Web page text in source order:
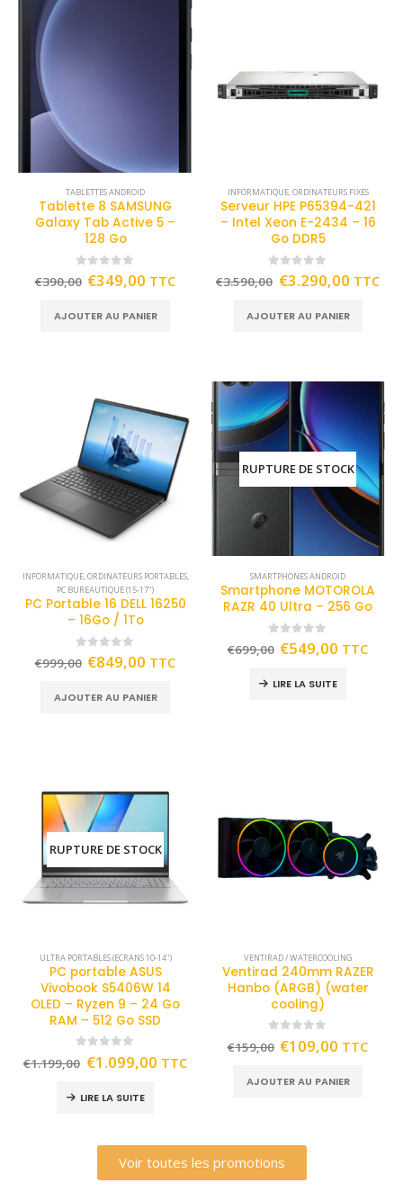
TABLETTES ANDROID
Tablette 8 SAMSUNG
Galaxy Tab Active 5 –
128 Go
out of 5
€390,00 €349,00 TTC
AJOUTER AU PANIER
INFORMATIQUE,ORDINATEURS FIXES
Serveur HPE P65394-421
– Intel Xeon E-2434 – 16
Go DDR5
out of 5
€3.590,00 €3.290,00 TTC
AJOUTER AU PANIER
INFORMATIQUE,ORDINATEURS PORTABLES,
PC BUREAUTIQUE (15-17")
PC Portable 16 DELL 16250
– 16Go / 1To
out of 5
€999,00 €849,00 TTC
AJOUTER AU PANIER
RUPTURE DE STOCK
SMARTPHONES ANDROID
Smartphone MOTOROLA
RAZR 40 Ultra – 256 Go
out of 5
€699,00 €549,00 TTC
LIRE LA SUITE
RUPTURE DE STOCK
ULTRA PORTABLES (ECRANS 10-14")
PC portable ASUS
Vivobook S5406W 14
OLED – Ryzen 9 – 24 Go
RAM – 512 Go SSD
out of 5
€1.199,00 €1.099,00 TTC
LIRE LA SUITE
VENTIRAD / WATERCOOLING
Ventirad 240mm RAZER
Hanbo (ARGB) (water
cooling)
out of 5
€159,00 €109,00 TTC
AJOUTER AU PANIER
Voir toutes les promotions